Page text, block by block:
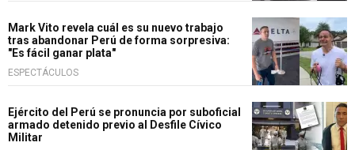
Mark Vito revela cuál es su nuevo trabajo
tras abandonar Perú de forma sorpresiva:
"Es fácil ganar plata"
ESPECTÁCULOS
Ejército del Perú se pronuncia por suboficial
armado detenido previo al Desfile Cívico
Militar